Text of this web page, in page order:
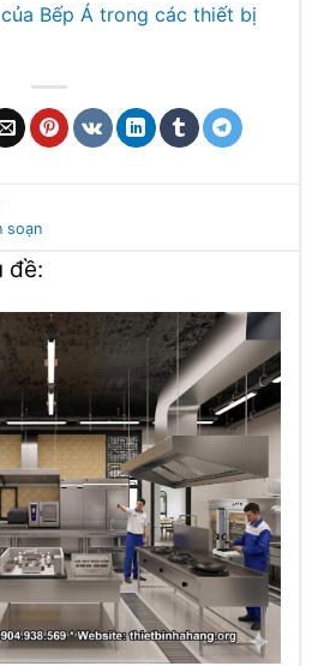
Bếp Á trong các thiết bị
soạn
đề: